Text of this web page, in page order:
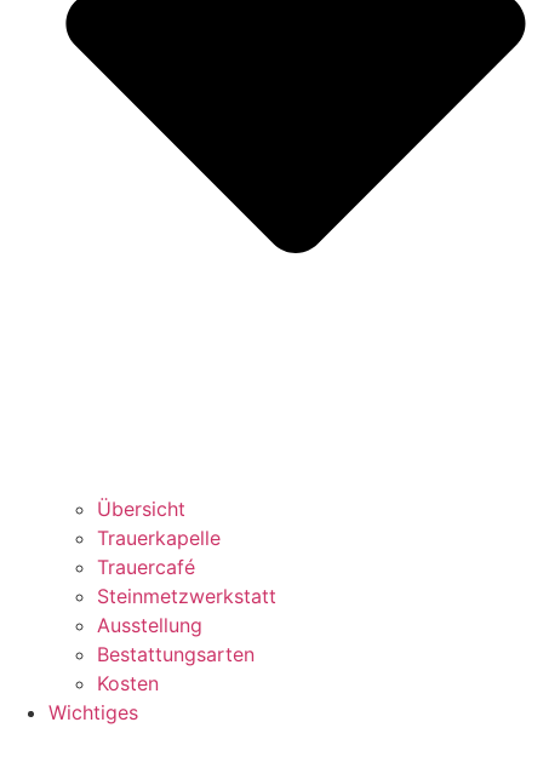
Übersicht
Trauerkapelle
Trauercafé
Steinmetzwerkstatt
Ausstellung
Bestattungsarten
Kosten
Wichtiges